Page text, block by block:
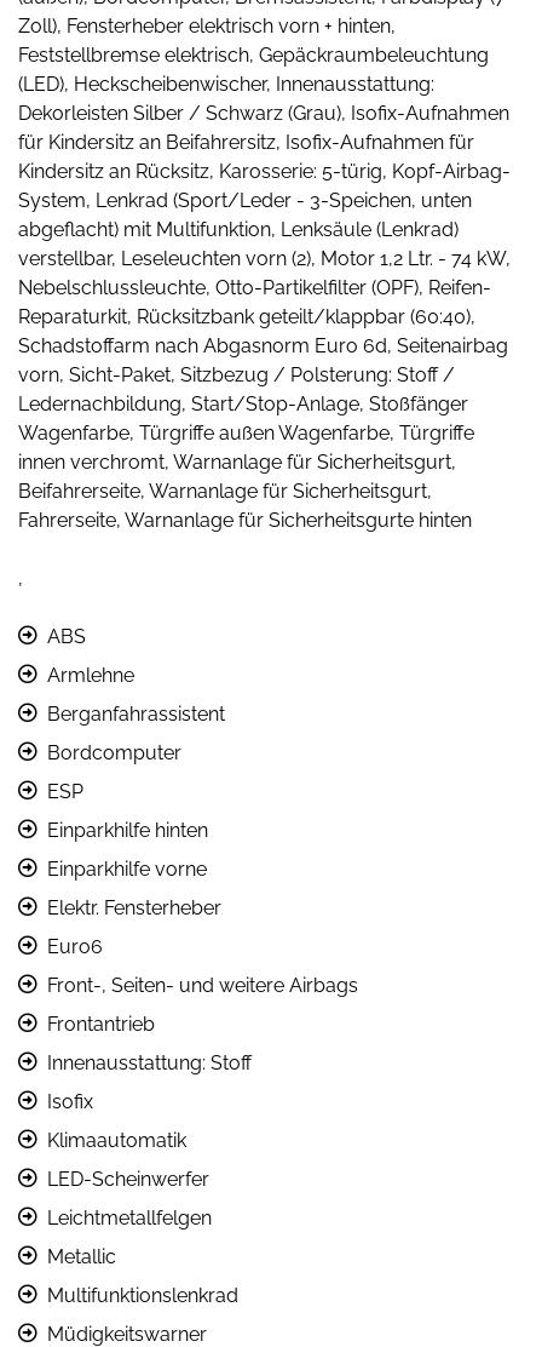
Zoll), Fensterheber elektrisch vorn + hinten,
Feststellbremse elektrisch, Gepäckraumbeleuchtung
(LED), Heckscheibenwischer, Innenausstattung:
Dekorleisten Silber / Schwarz (Grau), Isofix-Aufnahmen
für Kindersitz an Beifahrersitz, Isofix-Aufnahmen für
Kindersitz an Rücksitz, Karosserie: 5-türig, Kopf-Airbag-
System, Lenkrad (Sport/Leder - 3-Speichen, unten
abgeflacht) mit Multifunktion, Lenksäule (Lenkrad)
verstellbar, Leseleuchten vorn (2), Motor 1,2 Ltr. - 74 kW,
Nebelschlussleuchte, Otto-Partikelfilter (OPF), Reifen-
Reparaturkit, Rücksitzbank geteilt/klappbar (60:40),
Schadstoffarm nach Abgasnorm Euro 6d, Seitenairbag
vorn, Sicht-Paket, Sitzbezug / Polsterung: Stoff /
Ledernachbildung, Start/Stop-Anlage, Stoßfänger
Wagenfarbe, Türgriffe außen Wagenfarbe, Türgriffe
innen verchromt, Warnanlage für Sicherheitsgurt,
Beifahrerseite, Warnanlage für Sicherheitsgurt,
Fahrerseite, Warnanlage für Sicherheitsgurte hinten
,
ABS
Armlehne
Berganfahrassistent
Bordcomputer
ESP
Einparkhilfe hinten
Einparkhilfe vorne
Elektr. Fensterheber
Euro6
Front-, Seiten- und weitere Airbags
Frontantrieb
Innenausstattung: Stoff
Isofix
Klimaautomatik
LED-Scheinwerfer
Leichtmetallfelgen
Metallic
Multifunktionslenkrad
Müdigkeitswarner